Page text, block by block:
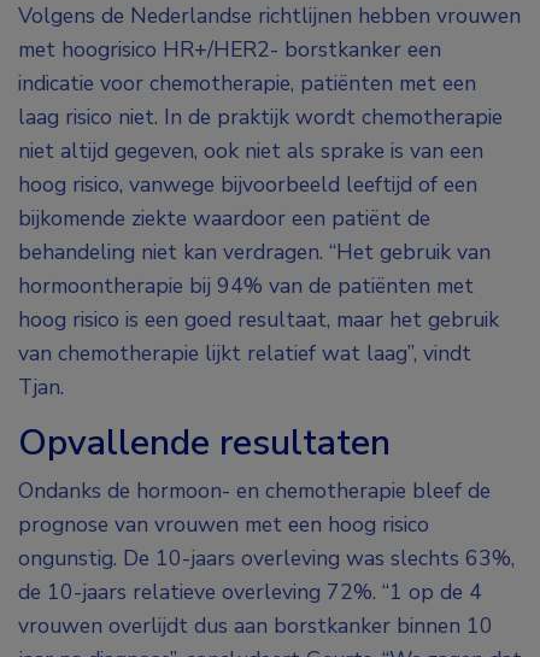
Volgens de Nederlandse richtlijnen hebben vrouwen
met hoogrisico HR+/HER2- borstkanker een
indicatie voor chemotherapie, patiënten met een
laag risico niet. In de praktijk wordt chemotherapie
niet altijd gegeven, ook niet als sprake is van een
hoog risico, vanwege bijvoorbeeld leeftijd of een
bijkomende ziekte waardoor een patiënt de
behandeling niet kan verdragen. “Het gebruik van
hormoontherapie bij 94% van de patiënten met
hoog risico is een goed resultaat, maar het gebruik
van chemotherapie lijkt relatief wat laag”, vindt
Tjan.
Opvallende resultaten
Ondanks de hormoon- en chemotherapie bleef de
prognose van vrouwen met een hoog risico
ongunstig. De 10-jaars overleving was slechts 63%,
de 10-jaars relatieve overleving 72%. “1 op de 4
vrouwen overlijdt dus aan borstkanker binnen 10